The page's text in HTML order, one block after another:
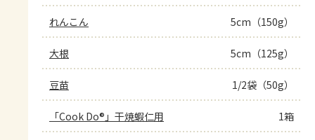
れんこん 5cm（150g）
大根 5cm（125g）
豆苗 1/2袋（50g）
「Cook Do®」干焼蝦仁用 1箱